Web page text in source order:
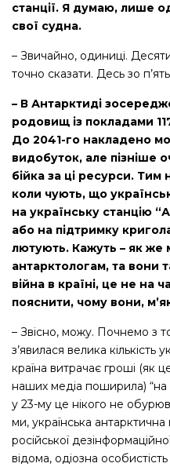
станції. Я думаю, лише
свої судна.
– Звичайно, одиниці.
точно сказати. Десь зо
– В Антарктиді
родовищ із покладами
До 2041-го накладено
видобуток, але пізніше
бійка за ці ресурси.
коли чують, що
на українську станцію
або на підтримку
лютують. Кажуть – як же
антарктологам, та вони
війна в країні, це не на
пояснити, чому вони,
– Звісно, можу. Почнемо з
з’явилася велика кількість
країна витрачає гроші (як
наших медіа поширила) “на
у 23-му це нікого не
ми, українська
російської
відома, одіозна